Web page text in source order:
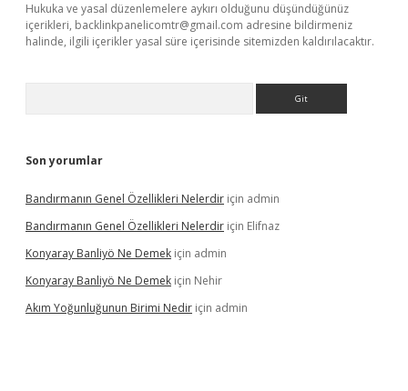
Hukuka ve yasal düzenlemelere aykırı olduğunu düşündüğünüz
içerikleri, backlinkpanelicomtr@gmail.com adresine bildirmeniz
halinde, ilgili içerikler yasal süre içerisinde sitemizden kaldırılacaktır.
Son yorumlar
Bandırmanın Genel Özellikleri Nelerdir için admin
Bandırmanın Genel Özellikleri Nelerdir için Elifnaz
Konyaray Banliyö Ne Demek için admin
Konyaray Banliyö Ne Demek için Nehir
Akım Yoğunluğunun Birimi Nedir için admin